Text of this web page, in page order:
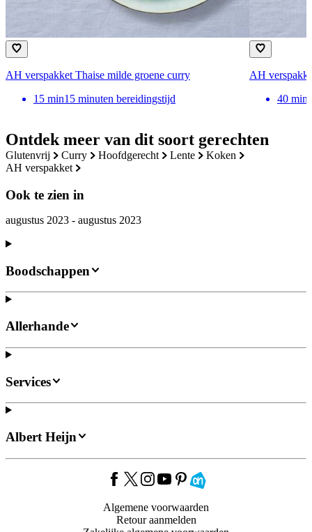
Ontdek meer van dit soort gerechten
glutenvrij curry hoofdgerecht lente
koken
AH verspakket
Ook te zien in
augustus 2023 - augustus 2023
AH verspakket Thaise milde groene curry
15 min15 minuten bereidingstijd
AH
40 min
Boodschappen
Allerhande
Services
Albert Heijn
Algemene voorwaarden
Retour aanmelden